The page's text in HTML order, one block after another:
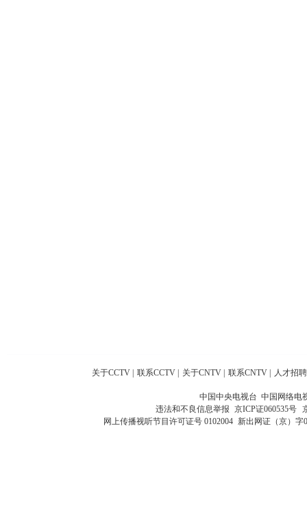
关于CCTV 联系CCTV 关于CNTV 联系CNTV 人才招聘
中国中央电视台 中国网络电
违法和不良信息举报 京ICP证060535号
网上传播视听节目许可证号 0102004 新出网证（京）